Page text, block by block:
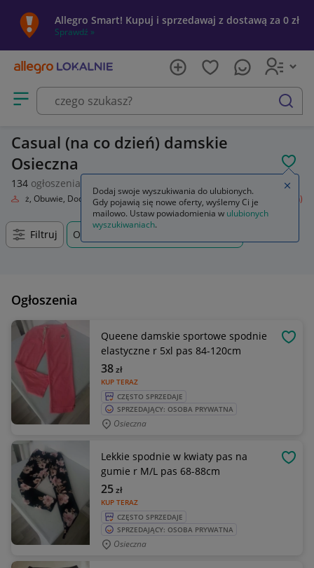
Allegro Smart! Kupuj i sprzedawaj z dostawą za 0 zł
Sprawdź »
Otwórz menu z kategoriami
szukaj
Casual (na co dzień) damskie
Osieczna
134 ogłoszenia
Odzież, Obuwie, Dodatki Odzież damska Spodnie Casual (na co dzień)
Filtruj Osieczna, Wielkopolskie, +0 km
Ogłoszenia
Queene damskie sportowe spodnie
elastyczne r 5xl pas 84-120cm
KUP TERAZ
38zł
CZĘSTO SPRZEDAJE
SPRZEDAJĄCY: OSOBA PRYWATNA
Osieczna
Lekkie spodnie w kwiaty pas na
gumie r M/L pas 68-88cm
KUP TERAZ
25zł
CZĘSTO SPRZEDAJE
SPRZEDAJĄCY: OSOBA PRYWATNA
Osieczna
Dodaj swoje wyszukiwania do ulubionych.
Gdy pojawią się nowe oferty, wyślemy Ci je
mailowo. Ustaw powiadomienia w ulubionych
wyszukiwaniach.